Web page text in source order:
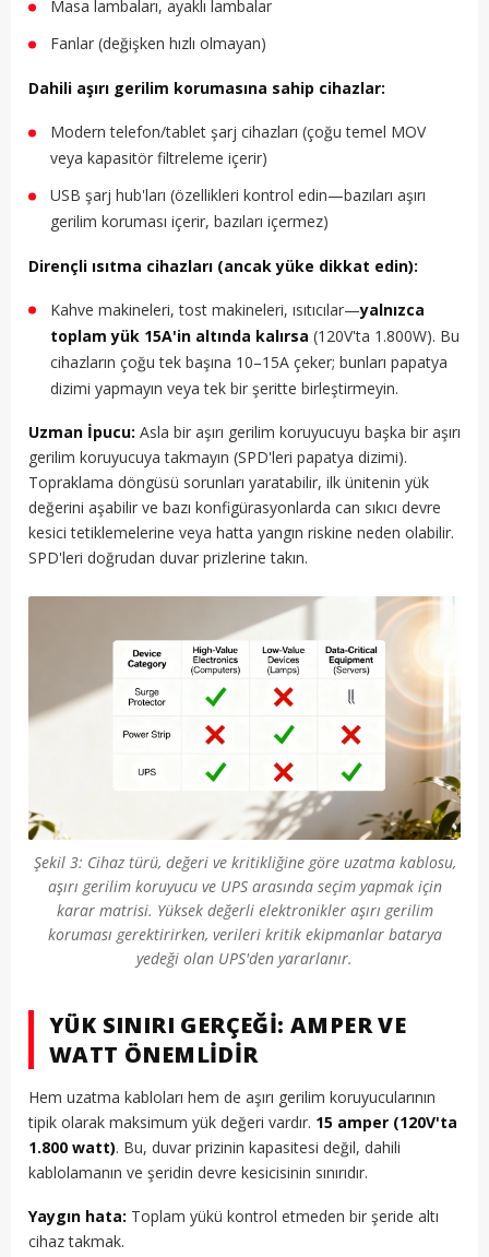
Masa lambaları, ayaklı lambalar
Fanlar (değişken hızlı olmayan)
Dahili aşırı gerilim korumasına sahip cihazlar:
Modern telefon/tablet şarj cihazları (çoğu temel MOV
veya kapasitör filtreleme içerir)
USB şarj hub'ları (özellikleri kontrol edin—bazıları aşırı
gerilim koruması içerir, bazıları içermez)
Dirençli ısıtma cihazları (ancak yüke dikkat edin):
Kahve makineleri, tost makineleri, ısıtıcılar—yalnızca
toplam yük 15A'in altında kalırsa (120V'ta 1.800W). Bu
cihazların çoğu tek başına 10–15A çeker; bunları papatya
dizimi yapmayın veya tek bir şeritte birleştirmeyin.
Uzman İpucu: Asla bir aşırı gerilim koruyucuyu başka bir aşırı
gerilim koruyucuya takmayın (SPD'leri papatya dizimi).
Topraklama döngüsü sorunları yaratabilir, ilk ünitenin yük
değerini aşabilir ve bazı konfigürasyonlarda can sıkıcı devre
kesici tetiklemelerine veya hatta yangın riskine neden olabilir.
SPD'leri doğrudan duvar prizlerine takın.
Şekil 3: Cihaz türü, değeri ve kritikliğine göre uzatma kablosu,
aşırı gerilim koruyucu ve UPS arasında seçim yapmak için
karar matrisi. Yüksek değerli elektronikler aşırı gerilim
koruması gerektirirken, verileri kritik ekipmanlar batarya
yedeği olan UPS'den yararlanır.
YÜK SINIRI GERÇEĞI: AMPER VE
WATT ÖNEMLIDIR
Hem uzatma kabloları hem de aşırı gerilim koruyucularının
tipik olarak maksimum yük değeri vardır. 15 amper (120V'ta
1.800 watt). Bu, duvar prizinin kapasitesi değil, dahili
kablolamanın ve şeridin devre kesicisinin sınırıdır.
Yaygın hata: Toplam yükü kontrol etmeden bir şeride altı
cihaz takmak.